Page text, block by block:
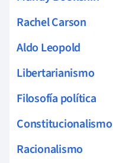
Rachel Carson
Aldo Leopold
Libertarianismo
Filosofía política
Constitucionalismo
Racionalismo